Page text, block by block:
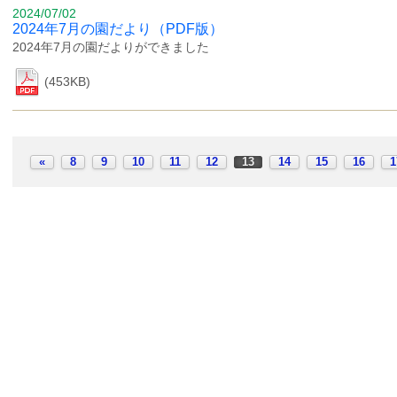
2024/07/02
2024年7月の園だより（PDF版）
2024年7月の園だよりができました
(453KB)
« 8 9 10 11 12 13 14 15 16